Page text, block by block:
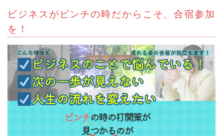
ビジネスがピンチの時だからこそ、合宿参加
を！